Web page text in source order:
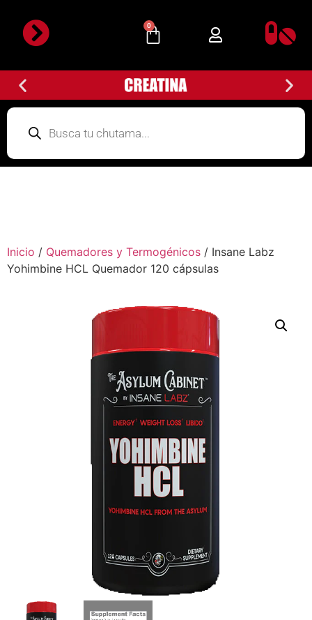
0
Inicio / Quemadores y Termogénicos / Insane Labz
Yohimbine HCL Quemador 120 cápsulas